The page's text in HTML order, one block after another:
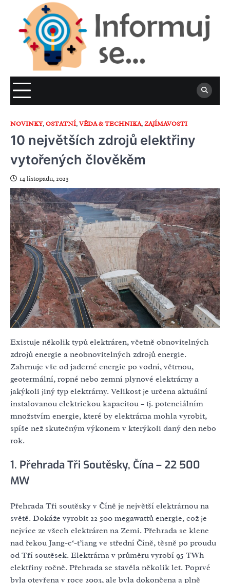
content
NOVINKY,OSTATNÍ,VĚDA & TECHNIKA,ZAJÍMAVOSTI
10 největších zdrojů elektřiny
vytořených člověkěm
14 listopadu, 2023
Existuje několik typů elektráren, včetně obnovitelných
zdrojů energie a neobnovitelných zdrojů energie.
Zahrnuje vše od jaderné energie po vodní, větrnou,
geotermální, ropné nebo zemní plynové elektrárny a
jakýkoli jiný typ elektrárny. Velikost je určena aktuální
instalovanou elektrickou kapacitou – tj. potenciálním
množstvím energie, které by elektrárna mohla vyrobit,
spíše než skutečným výkonem v kterýkoli daný den nebo
rok.
1. Přehrada Tři Soutěsky, Čína – 22 500
MW
Přehrada Tři soutěsky v Číně je největší elektrárnou na
světě. Dokáže vyrobit 22 500 megawattů energie, což je
nejvíce ze všech elektráren na Zemi. Přehrada se klene
nad řekou Jang-c‘-ťiang ve střední Číně, těsně po proudu
od Tří soutěsek. Elektrárna v průměru vyrobí 95 TWh
elektřiny ročně. Přehrada se stavěla několik let. Poprvé
byla otevřena v roce 2003, ale byla dokončena a plně